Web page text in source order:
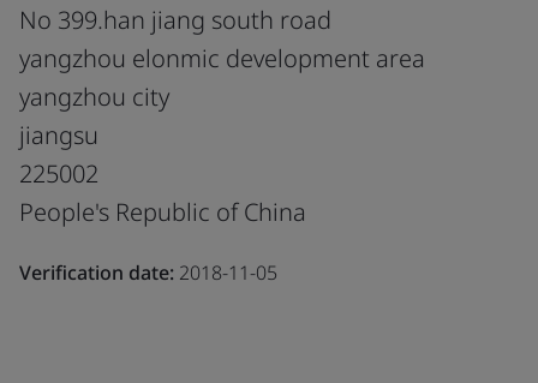
No 399.han jiang south road
yangzhou elonmic development area
yangzhou city
jiangsu
225002
People's Republic of China
Verification date: 2018-11-05